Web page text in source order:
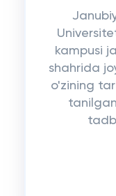
kampusi
shahrida
o'zining